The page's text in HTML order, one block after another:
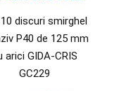
discuri smirghel
P40 de 125 mm
arici GIDA-CRIS
GC229